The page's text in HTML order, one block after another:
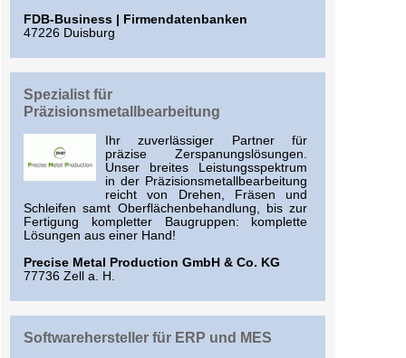
FDB-Business | Firmendatenbanken
47226 Duisburg
Spezialist für
Präzisionsmetallbearbeitung
Ihr zuverlässiger Partner für
präzise Zerspanungslösungen.
Unser breites Leistungsspektrum
in der Präzisionsmetallbearbeitung
reicht von Drehen, Fräsen und
Schleifen samt Oberflächenbehandlung, bis zur
Fertigung kompletter Baugruppen: komplette
Lösungen aus einer Hand!
Precise Metal Production GmbH & Co. KG
77736 Zell a. H.
Softwarehersteller für ERP und MES